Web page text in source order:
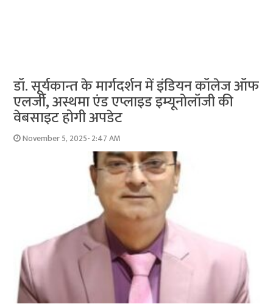
डॉ. सूर्यकान्त के मार्गदर्शन में इंडियन कॉलेज ऑफ
एलर्जी, अस्थमा एंड एप्लाइड इम्यूनोलॉजी की
वेबसाइट होगी अपडेट
November 5, 2025- 2:47 AM